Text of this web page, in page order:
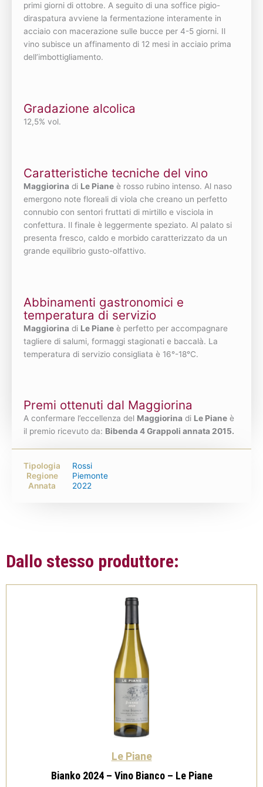
primi giorni di ottobre. A seguito di una soffice pigio-
diraspatura avviene la fermentazione interamente in
acciaio con macerazione sulle bucce per 4-5 giorni. Il
vino subisce un affinamento di 12 mesi in acciaio prima
dell’imbottigliamento.
Gradazione alcolica
12,5% vol.
Caratteristiche tecniche del vino
Maggiorina di Le Piane è rosso rubino intenso. Al naso
emergono note floreali di viola che creano un perfetto
connubio con sentori fruttati di mirtillo e visciola in
confettura. Il finale è leggermente speziato. Al palato si
presenta fresco, caldo e morbido caratterizzato da un
grande equilibrio gusto-olfattivo.
Abbinamenti gastronomici e
temperatura di servizio
Maggiorina di Le Piane è perfetto per accompagnare
tagliere di salumi, formaggi stagionati e baccalà. La
temperatura di servizio consigliata è 16°-18°C.
Premi ottenuti dal Maggiorina
A confermare l’eccellenza del Maggiorina di Le Piane è
il premio ricevuto da: Bibenda 4 Grappoli annata 2015.
Tipologia
Rossi
Regione
Piemonte
Annata
2022
Dallo stesso produttore:
Le Piane
Bianko 2024 – Vino Bianco – Le Piane